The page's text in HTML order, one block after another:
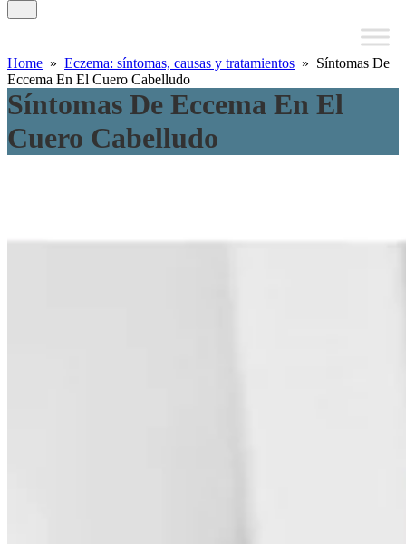
Home » Eczema: síntomas, causas y tratamientos » Síntomas De
Eccema En El Cuero Cabelludo
Síntomas De Eccema En El
Cuero Cabelludo